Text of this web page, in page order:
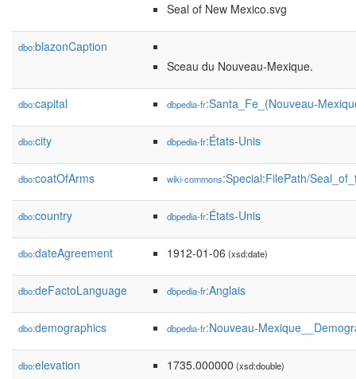
Seal of New Mexico.svg
dbo:blazonCaption
Sceau du Nouveau-Mexique.
dbo:capital dbpedia-fr:Santa_Fe_(Nouveau-
dbo:city dbpedia-fr:États-Unis
dbo:coatOfArms wiki-commons:Special:FilePath/
dbo:country dbpedia-fr:États-Unis
dbo:dateAgreement 1912-01-06 (xsd:date)
dbo:deFactoLanguage dbpedia-fr:Anglais
dbo:demographics dbpedia-fr:Nouveau-
dbo:elevation 1735.000000 (xsd:double)